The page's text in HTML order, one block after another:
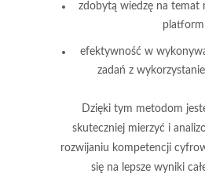
zdobytą wiedzę na temat
platform
efektywność w
zadań z
Dzięki tym metodom
skuteczniej mierzyć i
rozwijaniu kompetencji
się na lepsze wyniki